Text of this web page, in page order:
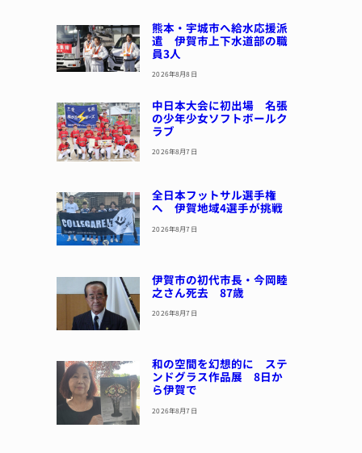
熊本・宇城市へ給水応援派
遣 伊賀市上下水道部の職
員3人
2026年8月8日
中日本大会に初出場 名張
の少年少女ソフトボールク
ラブ
2026年8月7日
全日本フットサル選手権
へ 伊賀地域4選手が挑戦
2026年8月7日
伊賀市の初代市長・今岡睦
之さん死去 87歳
2026年8月7日
和の空間を幻想的に ステ
ンドグラス作品展 8日か
ら伊賀で
2026年8月7日